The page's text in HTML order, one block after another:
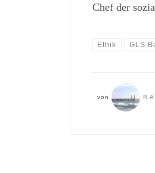
Chef der
Ethik GLS
von